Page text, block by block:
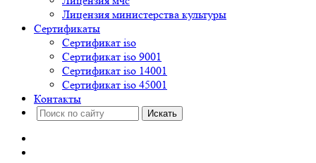
Лицензия министерства культуры
Сертификаты
Сертификат iso
Сертификат iso 9001
Сертификат iso 14001
Сертификат iso 45001
Контакты